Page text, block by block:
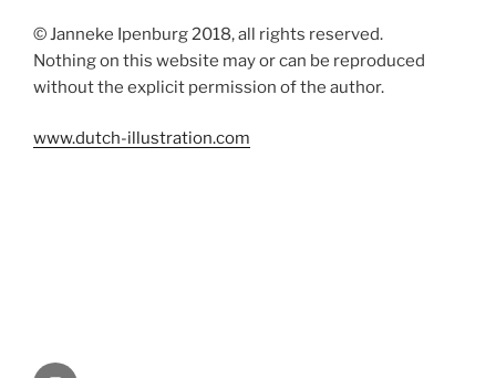
© Janneke Ipenburg 2018, all rights reserved.
Nothing on this website may or can be reproduced
without the explicit permission of the author.
www.dutch-illustration.com